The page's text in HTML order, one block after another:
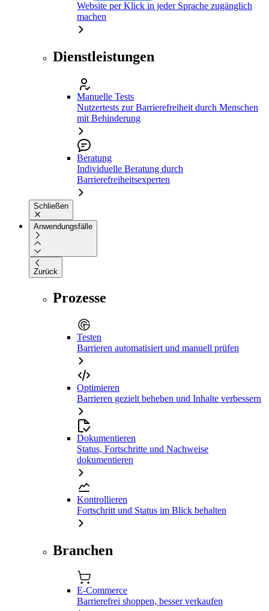
Website per Klick in jeder Sprache zugänglich
machen
Dienstleistungen
Manuelle Tests
Nutzertests zur Barrierefreiheit durch Menschen
mit Behinderung
Beratung
Individuelle Beratung durch
Barrierefreiheitsexperten
Schließen
Anwendungsfälle
Zurück
Prozesse
Testen
Barrieren automatisiert und manuell prüfen
Optimieren
Barrieren gezielt beheben und Inhalte verbessern
Dokumentieren
Status, Fortschritte und Nachweise
dokumentieren
Kontrollieren
Fortschritt und Status im Blick behalten
Branchen
E-Commerce
Barrierefrei shoppen, besser verkaufen